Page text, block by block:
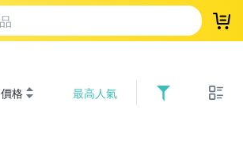
登
價格 最高人氣